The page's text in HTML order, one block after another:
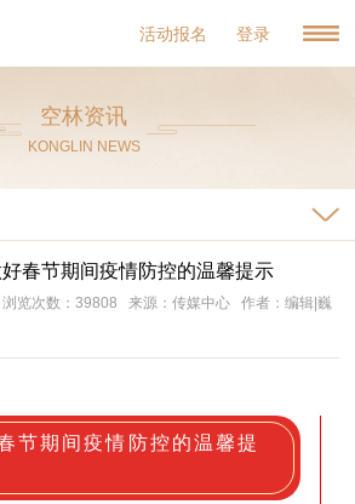
活动报名 登录
空林资讯
KONGLIN NEWS
好春节期间疫情防控的温馨提示
览次数：39808 来源：传媒中心 作者：编辑|巍
节期间疫情防控的温馨提